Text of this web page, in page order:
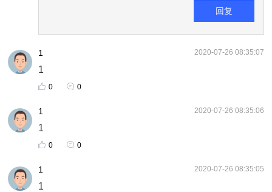
回复
2020-07-26 08:35:07
1
1
0 0
2020-07-26 08:35:06
1
1
0 0
2020-07-26 08:35:05
1
1